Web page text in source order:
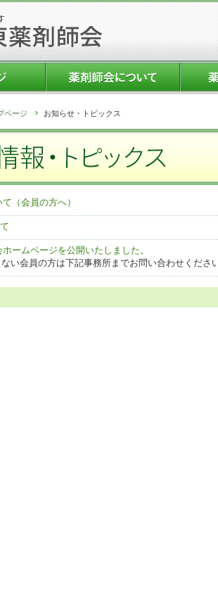
ページ お知らせ・トピックス
（会員の方へ）
ームページを公開いたしました。
ない会員の方は下記事務所までお問い合わせくださ